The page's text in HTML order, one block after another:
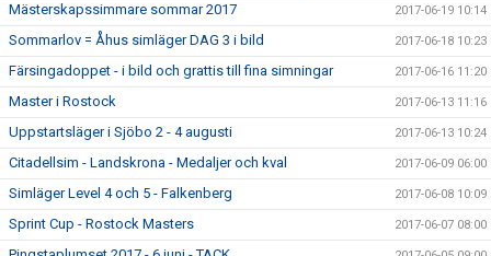
Mästerskapssimmare sommar 2017 2017-06-19 10:14
Sommarlov = Åhus simläger DAG 3 i bild 2017-06-18 10:23
Färsingadoppet - i bild och grattis till fina simningar 2017-06-16 11:20
Master i Rostock 2017-06-13 11:16
Uppstartsläger i Sjöbo 2 - 4 augusti 2017-06-13 10:24
Citadellsim - Landskrona - Medaljer och kval 2017-06-09 06:00
Simläger Level 4 och 5 - Falkenberg 2017-06-08 10:09
Sprint Cup - Rostock Masters 2017-06-07 08:00